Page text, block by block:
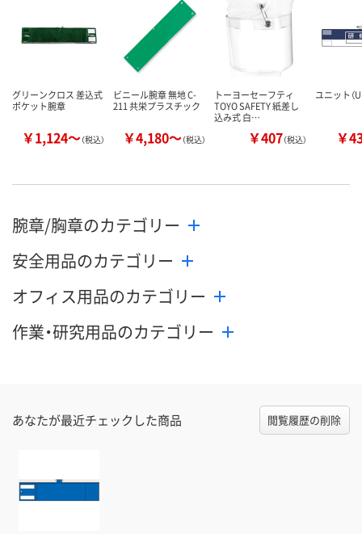
グリーンクロス 差込式
ポケット腕章
￥1,124～（税込）
ビニール腕章 無地 C-
211 共栄プラスチック
￥4,180～（税込）
トーヨーセーフティ
TOYO SAFETY 紙差し
込み式 白…
￥407（税込）
ユニット（
￥
腕章/胸章のカテゴリー
安全用品のカテゴリー
オフィス用品のカテゴリー
作業・研究用品のカテゴリー
あなたが最近チェックした商品 閲覧履歴の削除